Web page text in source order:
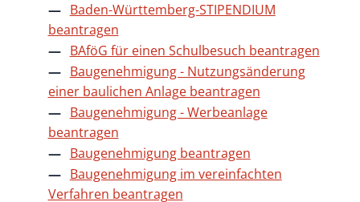
Baden-Württemberg-STIPENDIUM
beantragen
BAföG für einen Schulbesuch beantragen
Baugenehmigung - Nutzungsänderung
einer baulichen Anlage beantragen
Baugenehmigung - Werbeanlage
beantragen
Baugenehmigung beantragen
Baugenehmigung im vereinfachten
Verfahren beantragen